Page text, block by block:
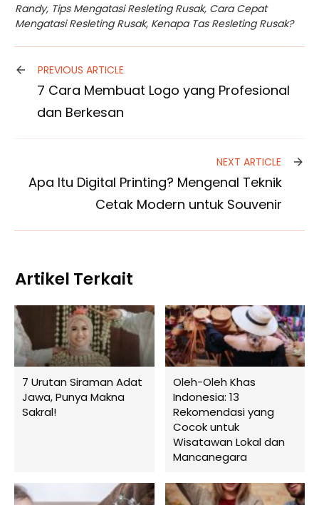
Randy, Tips Mengatasi Resleting Rusak, Cara Cepat
Mengatasi Resleting Rusak, Kenapa Tas Resleting Rusak?
PREVIOUS ARTICLE
7 Cara Membuat Logo yang Profesional
dan Berkesan
NEXT ARTICLE
Apa Itu Digital Printing? Mengenal Teknik
Cetak Modern untuk Souvenir
Artikel Terkait
7 Urutan Siraman Adat
Jawa, Punya Makna
Sakral!
Oleh-Oleh Khas
Indonesia: 13
Rekomendasi yang
Cocok untuk
Wisatawan Lokal dan
Mancanegara